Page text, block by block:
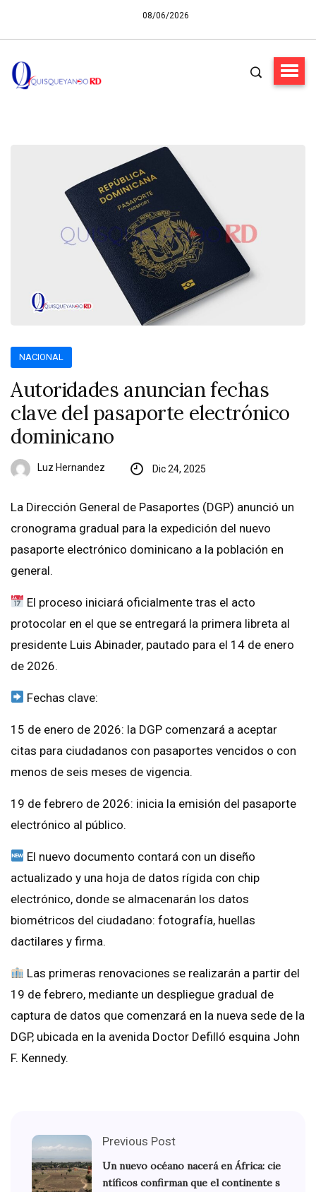
08/06/2026
NACIONAL
Autoridades anuncian fechas
clave del pasaporte electrónico
dominicano
Luz Hernandez Dic 24, 2025
La Dirección General de Pasaportes (DGP) anunció un
cronograma gradual para la expedición del nuevo
pasaporte electrónico dominicano a la población en
general.
El proceso iniciará oficialmente tras el acto
protocolar en el que se entregará la primera libreta al
presidente Luis Abinader, pautado para el 14 de enero
de 2026.
Fechas clave:
15 de enero de 2026: la DGP comenzará a aceptar
citas para ciudadanos con pasaportes vencidos o con
menos de seis meses de vigencia.
19 de febrero de 2026: inicia la emisión del pasaporte
electrónico al público.
El nuevo documento contará con un diseño
actualizado y una hoja de datos rígida con chip
electrónico, donde se almacenarán los datos
biométricos del ciudadano: fotografía, huellas
dactilares y firma.
Las primeras renovaciones se realizarán a partir del
19 de febrero, mediante un despliegue gradual de
captura de datos que comenzará en la nueva sede de la
DGP, ubicada en la avenida Doctor Defilló esquina John
F. Kennedy.
Previous Post
Un nuevo océano nacerá en África: cie
ntíficos confirman que el continente s